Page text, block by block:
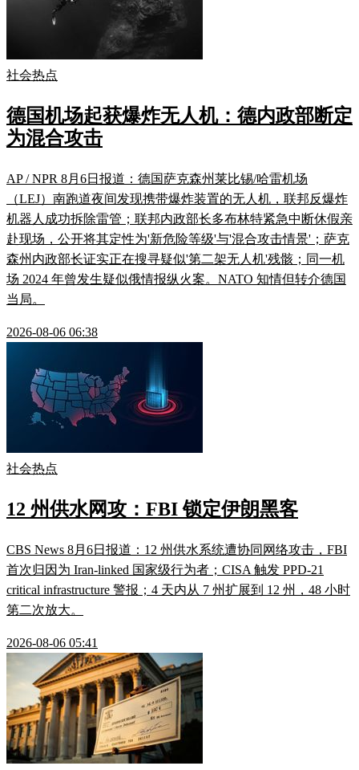
社会热点
德国机场起获爆炸无人机：德内政部断定
为混合攻击
AP / NPR 8月6日报道：德国萨克森州莱比锡/哈雷机场
（LEJ）南跑道夜间发现携带爆炸装置的无人机，联邦反爆炸
机器人成功拆除雷管；联邦内政部长多布林特紧急中断休假亲
赴现场，公开将其定性为'新危险等级'与'混合攻击情景'；萨克
森州内政部长证实正在搜寻疑似'第二架无人机'残骸；同一机
场 2024 年曾发生疑似俄情报纵火案。NATO 知情但转介德国
当局。
2026-08-06 06:38
社会热点
12 州供水网攻：FBI 锁定伊朗黑客
CBS News 8月6日报道：12 州供水系统遭协同网络攻击，FBI
首次归因为 Iran-linked 国家级行为者；CISA 触发 PPD-21
critical infrastructure 警报；4 天内从 7 州扩展到 12 州，48 小时
第二次放大。
2026-08-06 05:41